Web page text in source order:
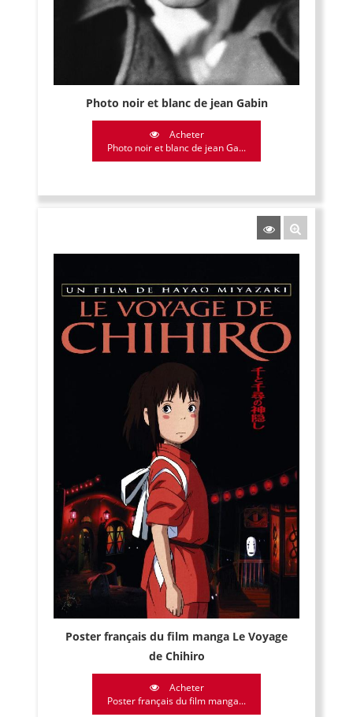
Photo noir et blanc de jean Gabin
Acheter
Photo noir et blanc de jean Ga...
Poster français du film manga Le Voyage
de Chihiro
Acheter
Poster français du film manga...